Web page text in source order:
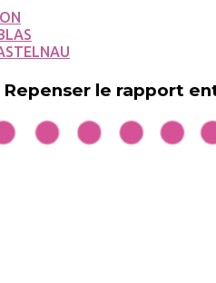
Repenser le rapport